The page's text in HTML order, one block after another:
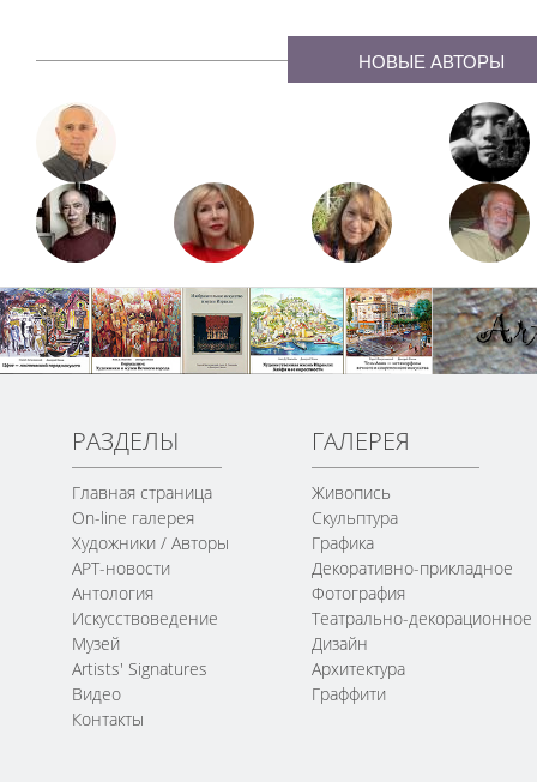
НОВЫЕ АВТОРЫ
РАЗДЕЛЫ
Главная страница
On-line галерея
Художники / Авторы
АРТ-новости
Антология
Искусствоведение
Музей
Artists' Signatures
Видео
Контакты
ГАЛЕРЕЯ
Живопись
Скульптура
Графика
Декоративно-прикладное
Фотография
Театрально-декорационное
Дизайн
Архитектура
Граффити